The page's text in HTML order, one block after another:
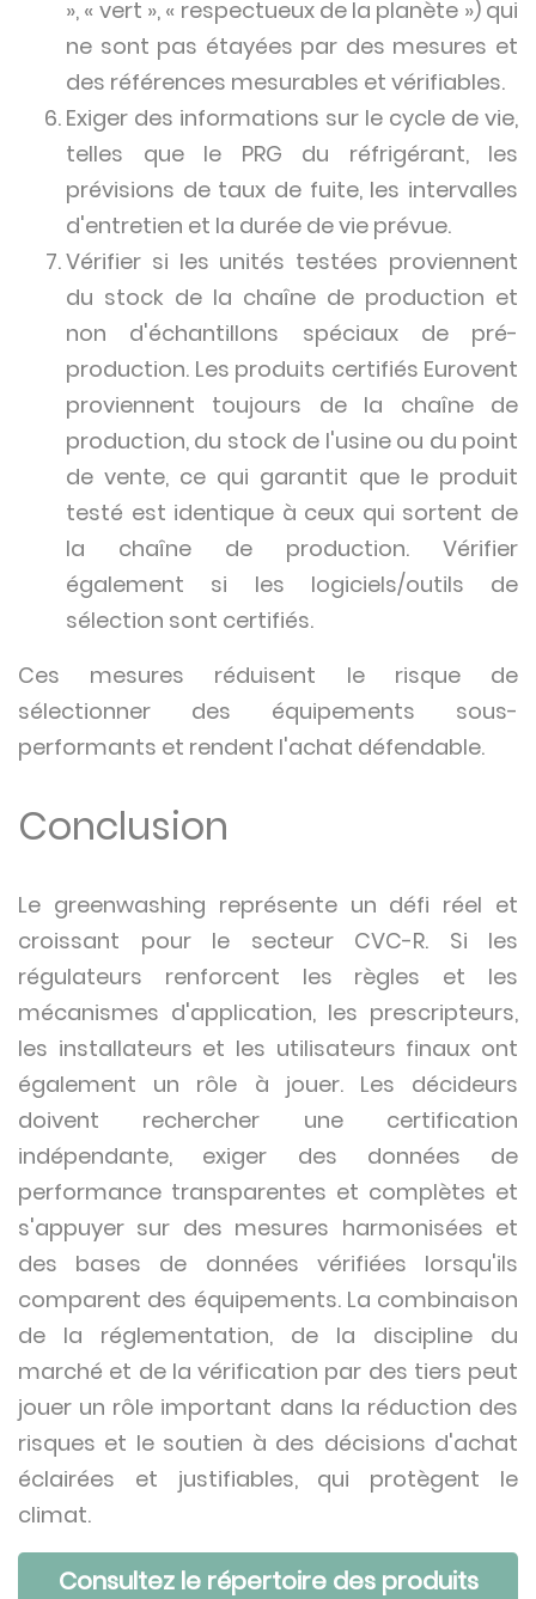
», « vert », « respectueux de la planète ») qui
ne sont pas étayées par des mesures et
des références mesurables et vérifiables.
Exiger des informations sur le cycle de vie,
telles que le PRG du réfrigérant, les
prévisions de taux de fuite, les intervalles
d'entretien et la durée de vie prévue.
Vérifier si les unités testées proviennent
du stock de la chaîne de production et
non d'échantillons spéciaux de pré-
production. Les produits certifiés Eurovent
proviennent toujours de la chaîne de
production, du stock de l'usine ou du point
de vente, ce qui garantit que le produit
testé est identique à ceux qui sortent de
la chaîne de production. Vérifier
également si les logiciels/outils de
sélection sont certifiés.
Ces mesures réduisent le risque de
sélectionner des équipements sous-
performants et rendent l'achat défendable.
Conclusion
Le greenwashing représente un défi réel et
croissant pour le secteur CVC-R. Si les
régulateurs renforcent les règles et les
mécanismes d'application, les prescripteurs,
les installateurs et les utilisateurs finaux ont
également un rôle à jouer. Les décideurs
doivent rechercher une certification
indépendante, exiger des données de
performance transparentes et complètes et
s'appuyer sur des mesures harmonisées et
des bases de données vérifiées lorsqu'ils
comparent des équipements. La combinaison
de la réglementation, de la discipline du
marché et de la vérification par des tiers peut
jouer un rôle important dans la réduction des
risques et le soutien à des décisions d'achat
éclairées et justifiables, qui protègent le
climat.
Consultez le répertoire des produits